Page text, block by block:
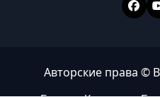
Авторские права ©